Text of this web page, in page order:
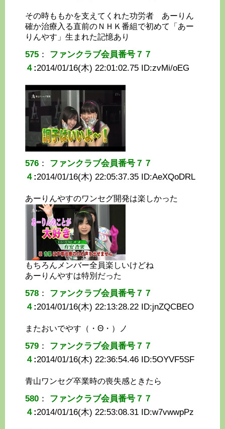
その時ももかを支えてくれた功労者 あーりん
確か治療入る直前のＮＨＫ番組で初めて「あー
りんやす」生まれた記憶あり
575 ： ファンクラブ会員番号７７
４ :2014/01/16(木) 22:01:02.75 ID:zvMi/oEG
576 ： ファンクラブ会員番号７７
４ :2014/01/16(木) 22:05:37.35 ID:AeXQoDRL
あーりんやすのワンセグ開発は楽しかった
もちろんメンバー全員楽しいけどね
あーりんやすは特別だった
578 ： ファンクラブ会員番号７７
４ :2014/01/16(木) 22:13:28.22 ID:jnZQCBEO
またおいでやす（・Θ・）ノ
579 ： ファンクラブ会員番号７７
４ :2014/01/16(木) 22:36:54.46 ID:5OYVF5SF
青山ワンセグ卒業時の喪失感ときたら
580 ： ファンクラブ会員番号７７
４ :2014/01/16(木) 22:53:08.31 ID:w7vwwpPz